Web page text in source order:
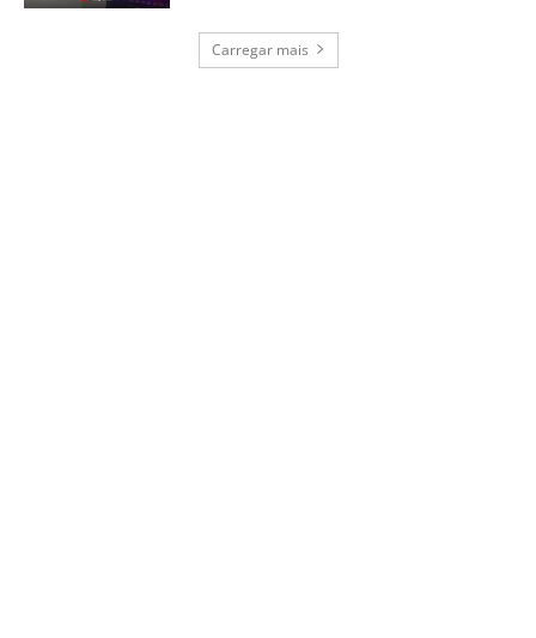
Carregar mais